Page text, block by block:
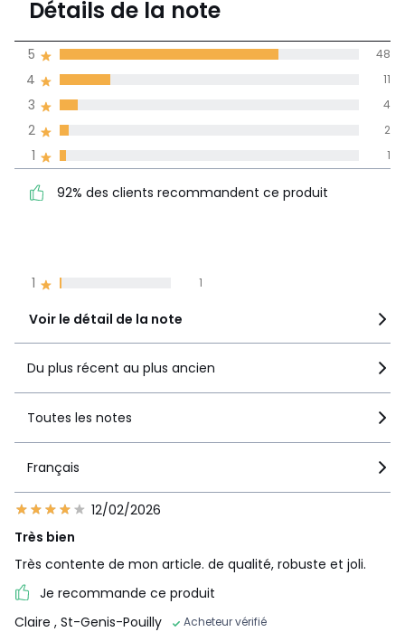
de moyenne
obtenue sur
1 1
4
recommandent ce produit
Voir le détail de la note
Détails de la note
1 1
2 2
3 4
4 11
5 48
92% des clients recommandent ce produit
Du plus récent au plus ancien
Toutes les notes
Français
12/02/2026
Très bien
Très contente de mon article. de qualité, robuste et joli.
Je recommande ce produit
Claire , St-Genis-Pouilly Acheteur vérifié